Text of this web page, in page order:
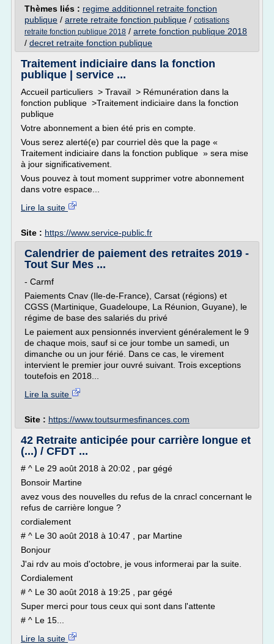
Thèmes liés : regime additionnel retraite fonction
publique / arrete retraite fonction publique / cotisations
retraite fonction publique 2018 / arrete fonction publique 2018
/ decret retraite fonction publique
Traitement indiciaire dans la fonction
publique | service ...
Accueil particuliers > Travail > Rémunération dans la
fonction publique >Traitement indiciaire dans la fonction
publique
Votre abonnement a bien été pris en compte.
Vous serez alerté(e) par courriel dès que la page «
Traitement indiciaire dans la fonction publique » sera mise
à jour significativement.
Vous pouvez à tout moment supprimer votre abonnement
dans votre espace...
Lire la suite
Site : https://www.service-public.fr
Calendrier de paiement des retraites 2019 -
Tout Sur Mes ...
- Carmf
Paiements Cnav (Ile-de-France), Carsat (régions) et
CGSS (Martinique, Guadeloupe, La Réunion, Guyane), le
régime de base des salariés du privé
Le paiement aux pensionnés invervient généralement le 9
de chaque mois, sauf si ce jour tombe un samedi, un
dimanche ou un jour férié. Dans ce cas, le virement
intervient le premier jour ouvré suivant. Trois exceptions
toutefois en 2018...
Lire la suite
Site : https://www.toutsurmesfinances.com
42 Retraite anticipée pour carrière longue et
(...) / CFDT ...
# ^ Le 29 août 2018 à 20:02 , par gégé
Bonsoir Martine
avez vous des nouvelles du refus de la cnracl concernant le
refus de carrière longue ?
cordialement
# ^ Le 30 août 2018 à 10:47 , par Martine
Bonjour
J'ai rdv au mois d'octobre, je vous informerai par la suite.
Cordialement
# ^ Le 30 août 2018 à 19:25 , par gégé
Super merci pour tous ceux qui sont dans l'attente
# ^ Le 15...
Lire la suite